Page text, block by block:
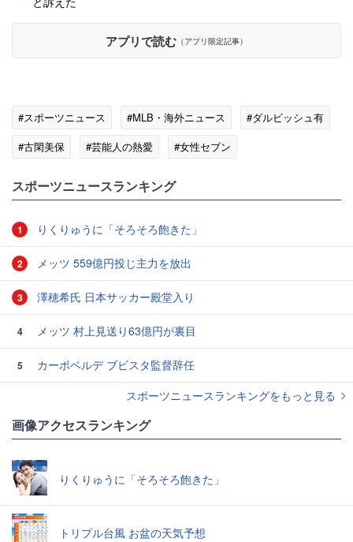
アプリで読む （アプリ限定記事）
#スポーツニュース #MLB・海外ニュース
#ダルビッシュ有
#古閑美保
#芸能人の熱愛 #女性セブン
スポーツニュースランキング
1 りくりゅうに「そろそろ飽きた」
2 メッツ 559億円投じ主力を放出
3 澤穂希氏 日本サッカー殿堂入り
4 メッツ 村上見送り63億円が裏目
5
カーボベルデ ブビスタ監督辞任
スポーツニュースランキングをもっと見る
画像アクセスランキング
りくりゅうに「そろそろ飽きた」
トリプル台風 お盆の天気予想